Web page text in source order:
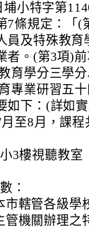
小特字第
7條規定：「(
員及特殊教
者。(第3項)
育學分三學
專業研習五十
如下：(詳如
至8月，課
3樓視聽教室
：
市轄管各級學
管機關辦理之